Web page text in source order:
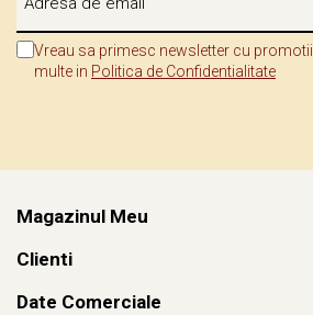
Vreau sa primesc newsletter cu
multe in Politica de Confidentialitate
Magazinul Meu
Clienti
Date Comerciale